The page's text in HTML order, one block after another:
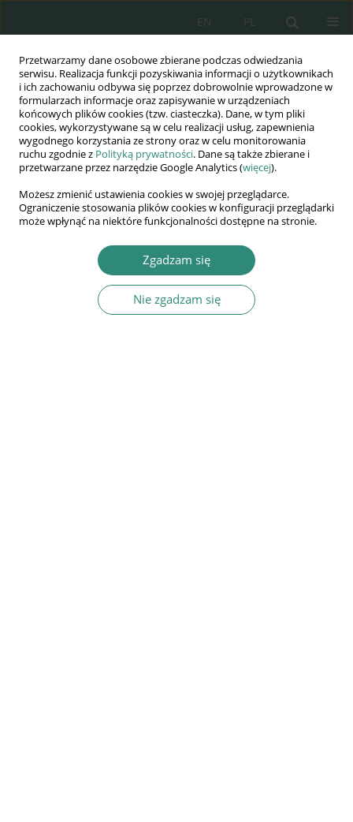
Przetwarzamy dane osobowe zbierane podczas odwiedzania
serwisu. Realizacja funkcji pozyskiwania informacji o użytkownikach
i ich zachowaniu odbywa się poprzez dobrowolnie wprowadzone w
formularzach informacje oraz zapisywanie w urządzeniach
końcowych plików cookies (tzw. ciasteczka). Dane, w tym pliki
cookies, wykorzystywane są w celu realizacji usług, zapewnienia
wygodnego korzystania ze strony oraz w celu monitorowania
ruchu zgodnie z Polityką prywatności. Dane są także zbierane i
przetwarzane przez narzędzie Google Analytics (więcej).
Możesz zmienić ustawienia cookies w swojej przeglądarce.
Ograniczenie stosowania plików cookies w konfiguracji przeglądarki
może wpłynąć na niektóre funkcjonalności dostępne na stronie.
Zgadzam się
Nie zgadzam się
PL
EN
Wydawnictwo
AWSGE
Akademia Nauk Stosowanych
WSGE
im. Alcide De Gasperi
Daria Becker-Pestka
Alkoholizm, przemoc, bezrobocie jako problemy